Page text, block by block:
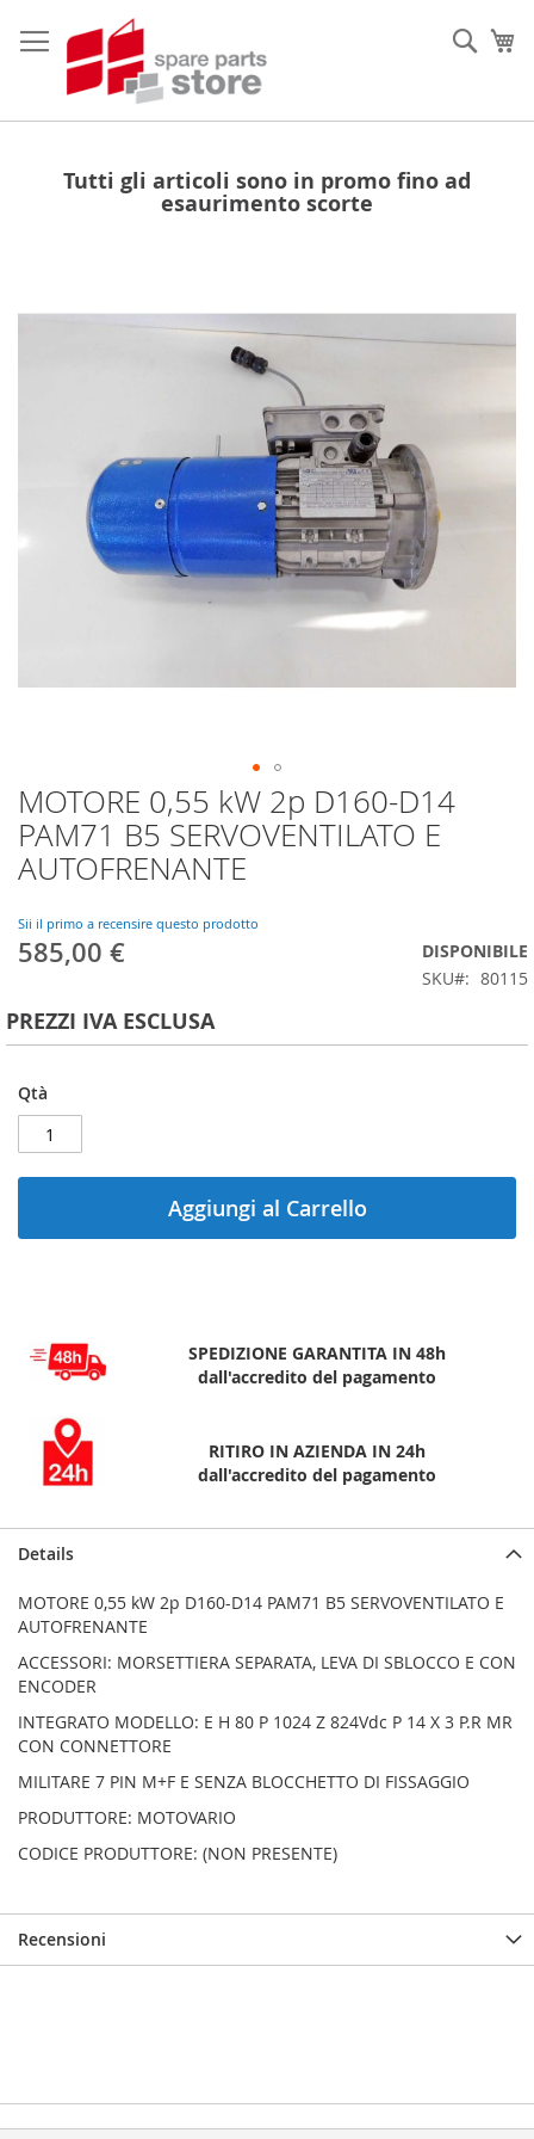
al
contenuto
Tutti gli articoli sono in promo fino ad
esaurimento scorte
MOTORE 0,55 kW 2p D160-D14
PAM71 B5 SERVOVENTILATO E
AUTOFRENANTE
Sii il primo a recensire questo prodotto
585,00 €
DISPONIBILE
SKU
80115
PREZZI IVA ESCLUSA
Qtà
Aggiungi al Carrello
SPEDIZIONE GARANTITA IN 48h
dall'accredito del pagamento
RITIRO IN AZIENDA IN 24h
dall'accredito del pagamento
fine
Vai
all'inizio
della
galleria
immagini
Details
MOTORE 0,55 kW 2p D160-D14 PAM71 B5 SERVOVENTILATO E
AUTOFRENANTE
ACCESSORI: MORSETTIERA SEPARATA, LEVA DI SBLOCCO E CON
ENCODER
INTEGRATO MODELLO: E H 80 P 1024 Z 824Vdc P 14 X 3 P.R MR
CON CONNETTORE
MILITARE 7 PIN M+F E SENZA BLOCCHETTO DI FISSAGGIO
PRODUTTORE: MOTOVARIO
CODICE PRODUTTORE: (NON PRESENTE)
Recensioni